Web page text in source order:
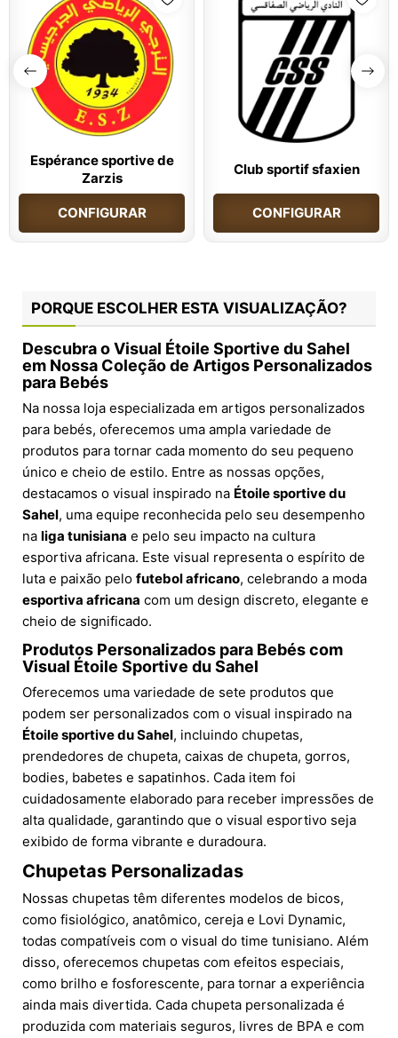
Espérance sportive de
Zarzis
CONFIGURAR
Club sportif sfaxien
CONFIGURAR
PORQUE ESCOLHER ESTA VISUALIZAÇÃO?
Descubra o Visual Étoile Sportive du Sahel
em Nossa Coleção de Artigos Personalizados
para Bebés
Na nossa loja especializada em artigos personalizados
para bebés, oferecemos uma ampla variedade de
produtos para tornar cada momento do seu pequeno
único e cheio de estilo. Entre as nossas opções,
destacamos o visual inspirado na Étoile sportive du
Sahel, uma equipe reconhecida pelo seu desempenho
na liga tunisiana e pelo seu impacto na cultura
esportiva africana. Este visual representa o espírito de
luta e paixão pelo futebol africano, celebrando a moda
esportiva africana com um design discreto, elegante e
cheio de significado.
Produtos Personalizados para Bebés com
Visual Étoile Sportive du Sahel
Oferecemos uma variedade de sete produtos que
podem ser personalizados com o visual inspirado na
Étoile sportive du Sahel, incluindo chupetas,
prendedores de chupeta, caixas de chupeta, gorros,
bodies, babetes e sapatinhos. Cada item foi
cuidadosamente elaborado para receber impressões de
alta qualidade, garantindo que o visual esportivo seja
exibido de forma vibrante e duradoura.
Chupetas Personalizadas
Nossas chupetas têm diferentes modelos de bicos,
como fisiológico, anatômico, cereja e Lovi Dynamic,
todas compatíveis com o visual do time tunisiano. Além
disso, oferecemos chupetas com efeitos especiais,
como brilho e fosforescente, para tornar a experiência
ainda mais divertida. Cada chupeta personalizada é
produzida com materiais seguros, livres de BPA e com